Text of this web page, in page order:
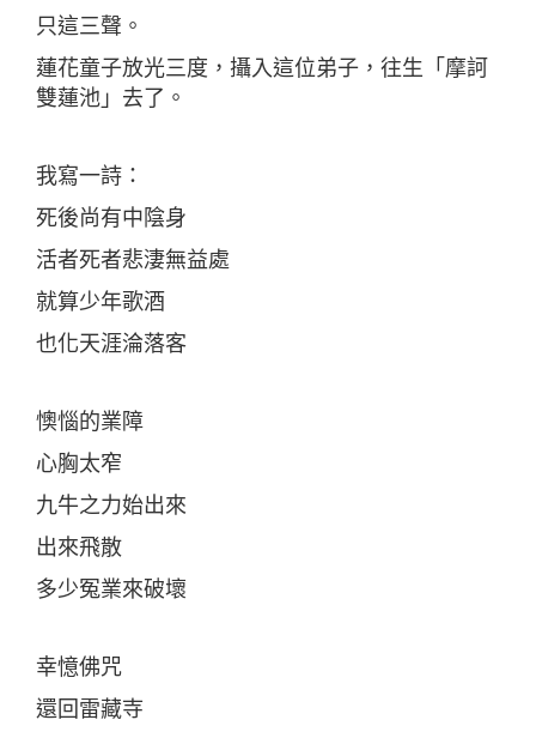
只這三聲。
蓮花童子放光三度，攝入這位弟子，往生「摩訶
雙蓮池」去了。
我寫一詩：
死後尚有中陰身
活者死者悲淒無益處
就算少年歌酒
也化天涯淪落客
懊惱的業障
心胸太窄
九牛之力始出來
出來飛散
多少冤業來破壞
幸憶佛咒
還回雷藏寺